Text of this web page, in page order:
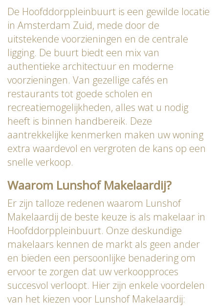
De Hoofddorppleinbuurt is een gewilde locatie
in Amsterdam Zuid, mede door de
uitstekende voorzieningen en de centrale
ligging. De buurt biedt een mix van
authentieke architectuur en moderne
voorzieningen. Van gezellige cafés en
restaurants tot goede scholen en
recreatiemogelijkheden, alles wat u nodig
heeft is binnen handbereik. Deze
aantrekkelijke kenmerken maken uw woning
extra waardevol en vergroten de kans op een
snelle verkoop.
Waarom Lunshof Makelaardij?
Er zijn talloze redenen waarom Lunshof
Makelaardij de beste keuze is als makelaar in
Hoofddorppleinbuurt. Onze deskundige
makelaars kennen de markt als geen ander
en bieden een persoonlijke benadering om
ervoor te zorgen dat uw verkoopproces
succesvol verloopt. Hier zijn enkele voordelen
van het kiezen voor Lunshof Makelaardij: